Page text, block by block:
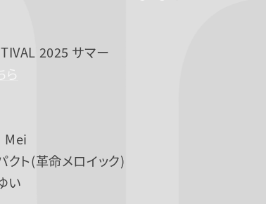
2025 サマー
ら
ト(革命メロイック)
い